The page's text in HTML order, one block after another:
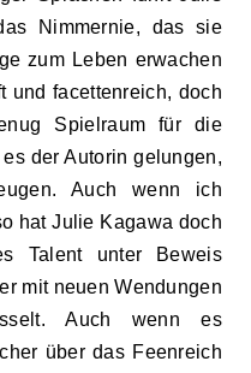
Nimmernie, das sie
zum Leben erwachen
und facettenreich, doch
Spielraum für die
der Autorin gelungen,
Auch wenn ich
hat Julie Kagawa doch
Talent unter Beweis
mit neuen Wendungen
Auch wenn es
über das Feenreich